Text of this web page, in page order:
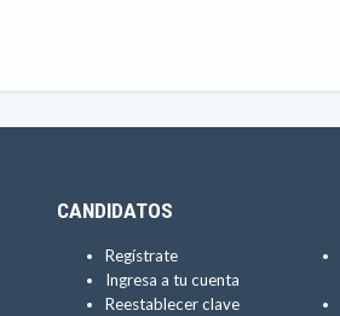
CANDIDATOS
Regístrate
Ingresa a tu cuenta
Reestablecer clave